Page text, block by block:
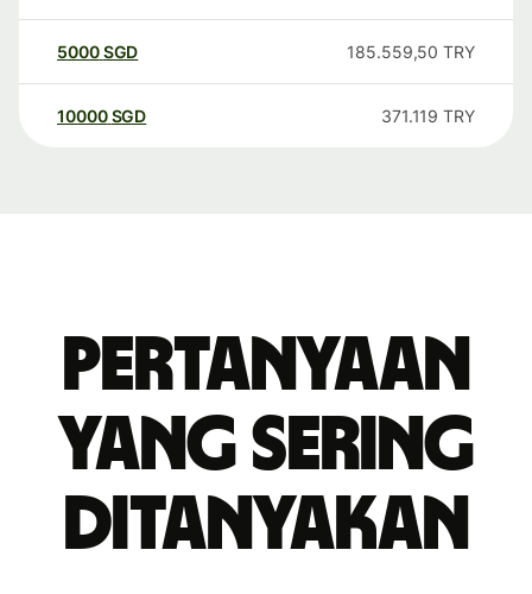
5000SGD 185.559,50 TRY
10000 SGD 371.119 TRY
Pertanyaan
yang sering
ditanyakan